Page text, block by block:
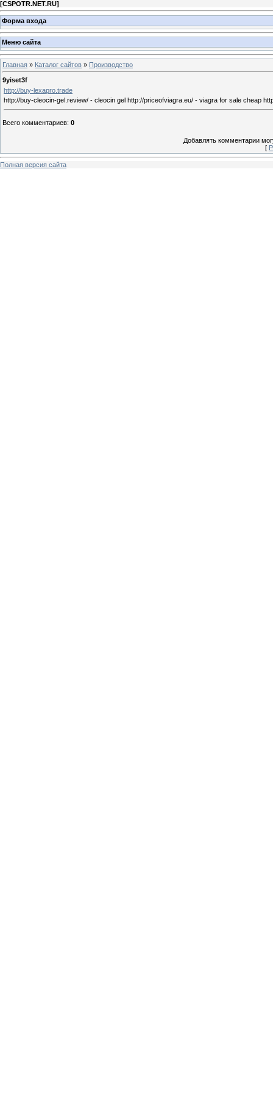
[CSPOTR.NET.RU]
Форма входа
Меню сайта
Главная » Каталог сайтов » Производство
9yiset3f
http://buy-lexapro.trade
http://buy-cleocin-gel.review/ - cleocin gel http://priceofviagra.eu/ - viagra for sale cheap
Всего комментариев: 0
Добавлять комментарии
[
Полная версия сайта